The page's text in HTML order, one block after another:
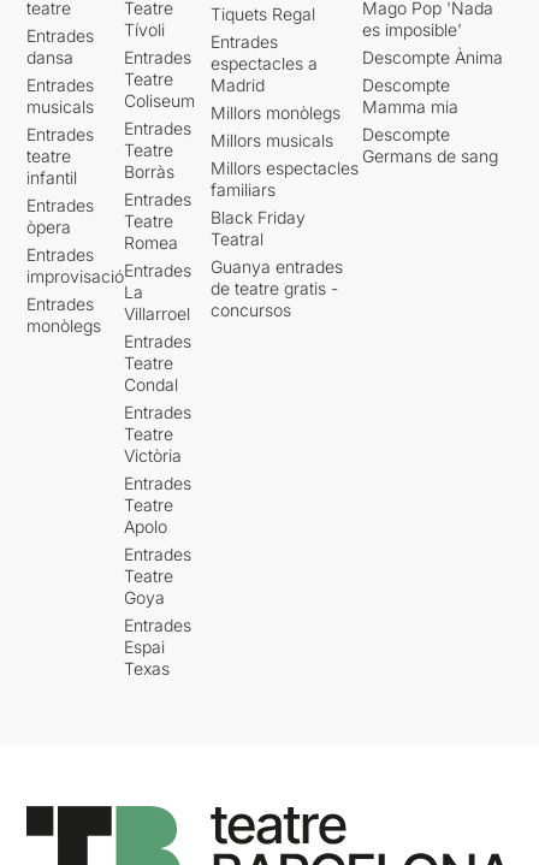
teatre
Entrades
dansa
Entrades
musicals
Entrades
teatre
infantil
Entrades
òpera
Entrades
improvisació
Entrades
monòlegs
Teatre
Tívoli
Entrades
Teatre
Coliseum
Entrades
Teatre
Borràs
Entrades
Teatre
Romea
Entrades
La
Villarroel
Entrades
Teatre
Condal
Entrades
Teatre
Victòria
Entrades
Teatre
Apolo
Entrades
Teatre
Goya
Entrades
Espai
Texas
Tiquets Regal
Entrades
espectacles a
Madrid
Millors monòlegs
Millors musicals
Millors espectacles
familiars
Black Friday
Teatral
Guanya entrades
de teatre gratis -
concursos
Mago Pop 'Nada
es imposible'
Descompte Ànima
Descompte
Mamma mia
Descompte
Germans de sang